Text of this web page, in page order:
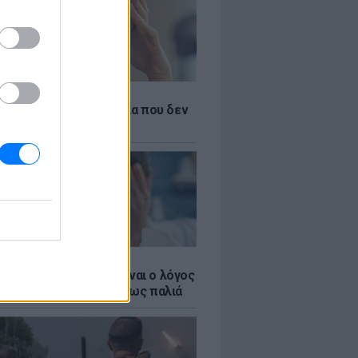
σίδηρος; Τα 4 σημάδια που δεν
η ιδέα σου: Αυτός είναι ο λόγος
αντέχεις το ποτό όπως παλιά